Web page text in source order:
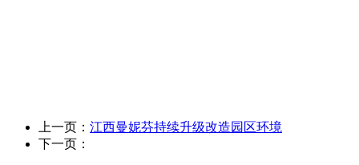
上一页： 江西曼妮芬持续升级改造园区环境
下一页：